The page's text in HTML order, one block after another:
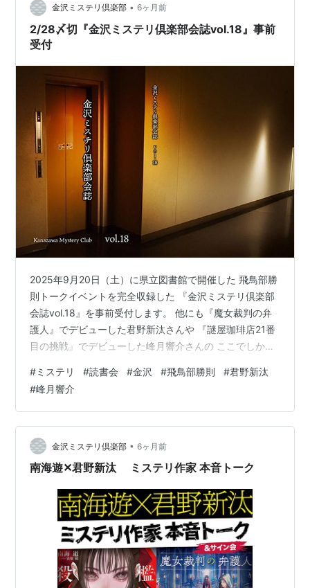
君野新汰 ミステリ作家 本音トーク」を石川県立図書館で
開催します！https://forms.gle/3oNM…
金沢ミステリ倶楽部 • 6ヶ月前
2/28〆切『金沢ミステリ倶楽部会誌vol.18』事前
受付
2025年9月20日（土）に県立図書館で開催した 飛鳥部勝
則トークイベントを完全収録した 『金沢ミステリ倶楽部
会誌vol.18』を事前受付します。 他にも『魔女裁判の弁
護人』でデビューした君野新汰さんや 『謎屋珈琲店21番
目の挑戦』でデビューした峰月響介さんの ここでしか読
二郎（仮）さんの寄稿文も載っています。 他にも部員の
創作やエッセイ等や、例会記録が入っています。 A5サイ
ズで計344pで、1,500円（送料込）の予定です。 ご希望
の方はメール kei2@muh.biglobe.ne.jpで申し込んでくだ
さい。 〆切は2月28日です。 発…
#ミステリ #読書会 #金沢 #飛鳥部勝則 #君野新汰
#峰月響介
金沢ミステリ倶楽部 • 6ヶ月前
南海遊✕君野新汰 ミステリ作家 本音トーク